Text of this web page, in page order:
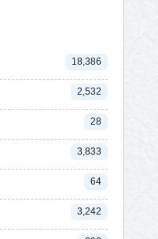
18,386
2,532
28
3,833
64
3,242